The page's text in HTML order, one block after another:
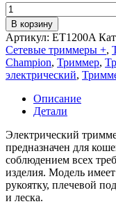
Количество
товара
Электротриммер
Champion
ET1200A
В корзину
Артикул: ET1200A
Сетевые триммеры +,
Champion, Триммер,
электрический,
Описание
Детали
Электрический
предназначен для
соблюдением всех
изделия.​ Модель
рукоятку, плечевой
и леска.